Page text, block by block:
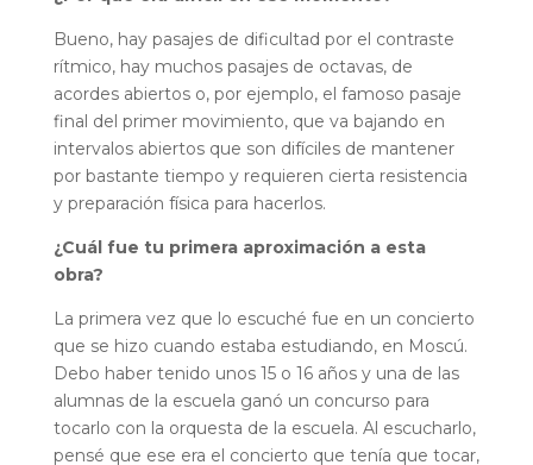
Bueno, hay pasajes de dificultad por el contraste
rítmico, hay muchos pasajes de octavas, de
acordes abiertos o, por ejemplo, el famoso pasaje
final del primer movimiento, que va bajando en
intervalos abiertos que son difíciles de mantener
por bastante tiempo y requieren cierta resistencia
y preparación física para hacerlos.
¿Cuál fue tu primera aproximación a esta
obra?
La primera vez que lo escuché fue en un concierto
que se hizo cuando estaba estudiando, en Moscú.
Debo haber tenido unos 15 o 16 años y una de las
alumnas de la escuela ganó un concurso para
tocarlo con la orquesta de la escuela. Al escucharlo,
pensé que ese era el concierto que tenía que tocar,